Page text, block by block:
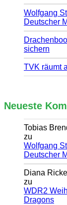
Wolfgang
Deutscher
sichern
TVK räumt
Neueste
Tobias
zu
Wolfgang
Deutscher
Diana
zu
WDR2
Dragons